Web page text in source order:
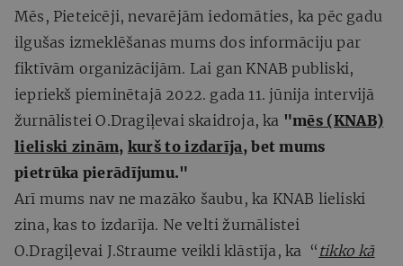
Mēs, Pieteicēji, nevarējām iedomāties, ka pēc gadu
ilgušas izmeklēšanas mums dos informāciju par
fiktīvām organizācijām. Lai gan KNAB publiski,
iepriekš pieminētajā 2022. gada 11. jūnija intervijā
žurnālistei O.Dragiļevai skaidroja, ka "mēs (KNAB)
lieliski zinām, kurš to izdarīja, bet mums
pietrūka pierādījumu."
Arī mums nav ne mazāko šaubu, ka KNAB lieliski
zina, kas to izdarīja. Ne velti žurnālistei
O.Dragiļevai J.Straume veikli klāstīja, ka “ tikko kā